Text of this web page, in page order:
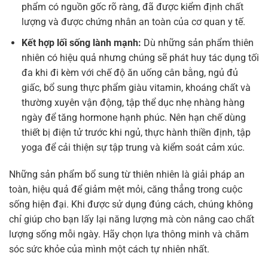
phẩm có nguồn gốc rõ ràng, đã được kiểm định chất
lượng và được chứng nhân an toàn của cơ quan y tế.
Kết hợp lối sống lành mạnh: Dù những sản phẩm thiên
nhiên có hiệu quả nhưng chúng sẽ phát huy tác dụng tối
đa khi đi kèm với chế độ ăn uống cân bằng, ngủ đủ
giấc, bổ sung thực phẩm giàu vitamin, khoáng chất và
thường xuyên vận động, tập thể dục nhẹ nhàng hàng
ngày để tăng hormone hạnh phúc. Nên hạn chế dùng
thiết bị điện tử trước khi ngủ, thực hành thiền định, tập
yoga để cải thiện sự tập trung và kiểm soát cảm xúc.
Những sản phẩm bổ sung từ thiên nhiên là giải pháp an
toàn, hiệu quả để giảm mệt mỏi, căng thẳng trong cuộc
sống hiện đại. Khi được sử dụng đúng cách, chúng không
chỉ giúp cho bạn lấy lại năng lượng mà còn nâng cao chất
lượng sống mỗi ngày. Hãy chọn lựa thông minh và chăm
sóc sức khỏe của mình một cách tự nhiên nhất.